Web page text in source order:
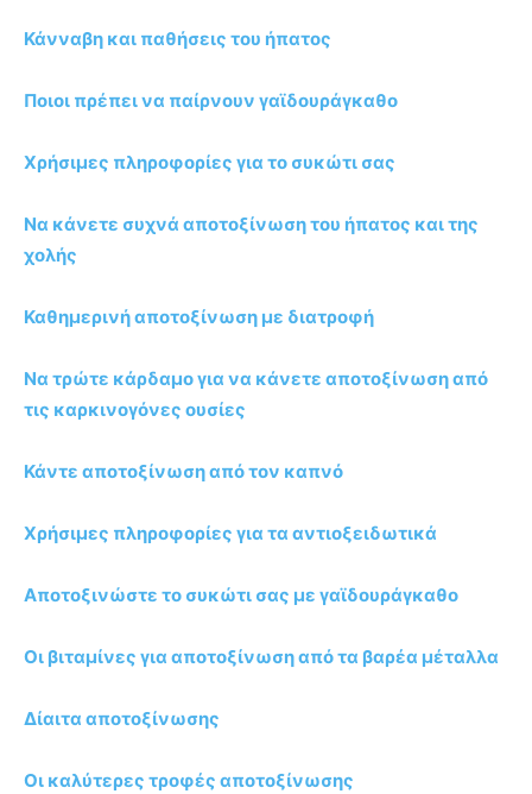
Κάνναβη και παθήσεις του ήπατος
Ποιοι πρέπει να παίρνουν γαϊδουράγκαθο
Χρήσιμες πληροφορίες για το συκώτι σας
Να κάνετε συχνά αποτοξίνωση του ήπατος και της
χολής
Καθημερινή αποτοξίνωση με διατροφή
Να τρώτε κάρδαμο για να κάνετε αποτοξίνωση από
τις καρκινογόνες ουσίες
Κάντε αποτοξίνωση από τον καπνό
Χρήσιμες πληροφορίες για τα αντιοξειδωτικά
Αποτοξινώστε το συκώτι σας με γαϊδουράγκαθο
Οι βιταμίνες για αποτοξίνωση από τα βαρέα μέταλλα
Δίαιτα αποτοξίνωσης
Οι καλύτερες τροφές αποτοξίνωσης